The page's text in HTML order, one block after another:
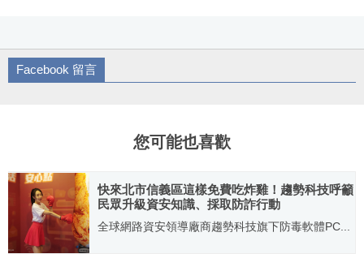
Facebook 留言
您可能也喜歡
快來北市信義區這樣免費吃炸雞！趨勢科技呼籲
民眾升級資安知識、採取防詐行動
全球網路資安領導廠商趨勢科技旗下防毒軟體PC...